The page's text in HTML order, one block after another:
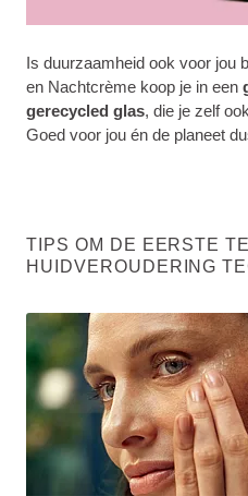
Is duurzaamheid ook voor jou
en Nachtcrème koop je in een
gerecycled glas, die je zelf
Goed voor jou én de planeet
TIPS OM DE EERSTE
HUIDVEROUDERING